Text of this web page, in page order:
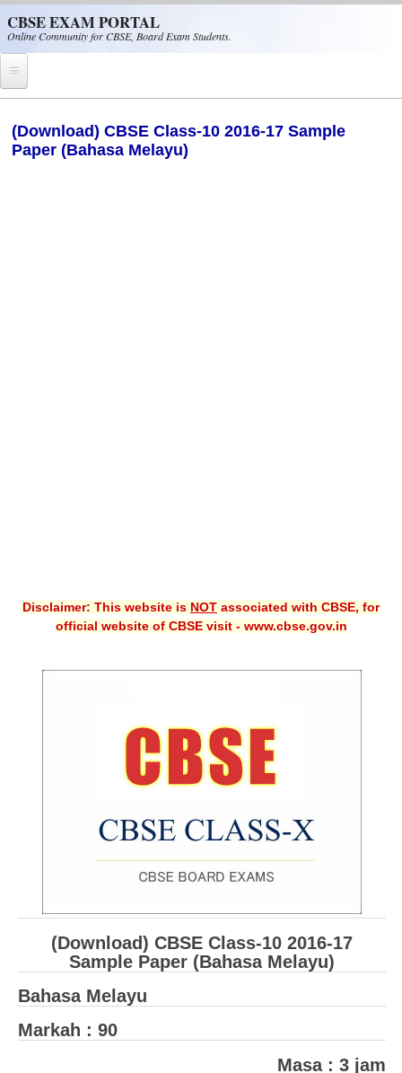
CBSE EXAM PORTAL
Online Community for CBSE, Board Exam Students.
CBSE Helpline
Guess Papers
CBSE Board-Xth Sample Papers
CBSE Board-XIIth Sample Papers
NCERT Solutions
Model Papers
Marking Scheme
CBSE Text Books
(Download) CBSE Class-10 2016-17 Sample
Paper (Bahasa Melayu)
Disclaimer: This website is NOT associated with CBSE, for
official website of CBSE visit - www.cbse.gov.in
(Download) CBSE Class-10 2016-17
Sample Paper (Bahasa Melayu)
Bahasa Melayu
Markah : 90
Masa : 3 jam